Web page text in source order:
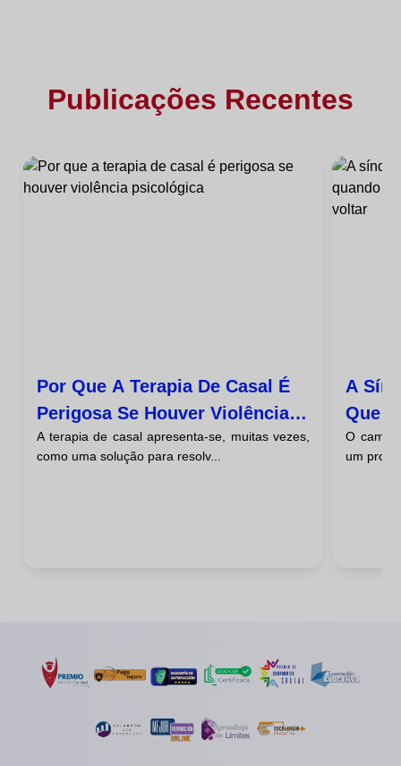
Publicações Recentes
Por Que A Terapia De Casal É
Perigosa Se Houver Violência
Psicológica
A terapia de casal apresenta-se, muitas vezes,
como uma solução para resolv...
A
Que
O
um